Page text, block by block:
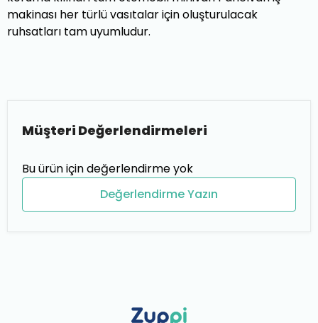
makinası her türlü vasıtalar için oluşturulacak
ruhsatları tam uyumludur.
Müşteri Değerlendirmeleri
Bu ürün için değerlendirme yok
Değerlendirme Yazın